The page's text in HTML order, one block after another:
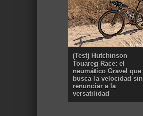
(Test) Hutchinson
Touareg Race: el
neumático Gravel que
busca la velocidad sin
renunciar a la
versatilidad